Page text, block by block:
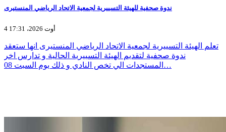
ندوة صحفية للهيئة التسييرية لجمعية الاتحاد الرياضي المنستيرى
4 أوت 2026، 17:31
تعلم الهيئة التسييرية لجمعية الاتحاد الرياضي المنستيرى انها ستعقد
ندوة صحفية لتقديم الهيئة التسييرية الحالية و تدارس اخر
المستجدات الي تخص النادي و ذلك يوم السبت 08…